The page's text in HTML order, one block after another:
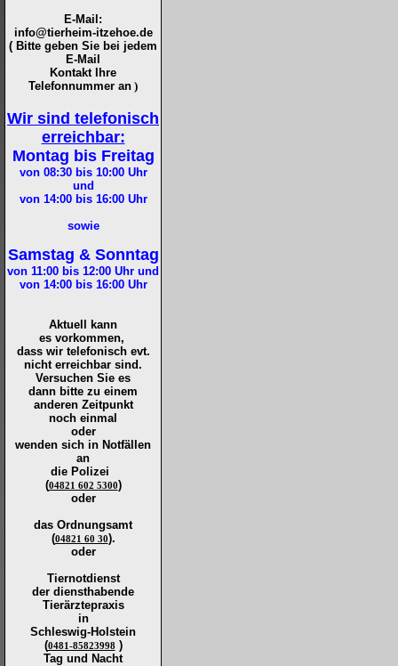
E-Mail:
info@tierheim-itzehoe.de
( Bitte geben Sie bei jedem
E-Mail
Kontakt Ihre
Telefonnummer an )
Wir sind telefonisch
erreichbar:
Montag bis Freitag
von 08:30 bis 10:00Uhr
und
von 14:00 bis 16:00Uhr
sowie
Samstag & Sonntag
von 11:00 bis 12:00 Uhr und
von 14:00 bis 16:00Uhr
Aktuell kann
es vorkommen,
dass wir telefonisch evt.
nicht erreichbar sind.
Versuchen Sie es
dann bitte zu einem
anderen Zeitpunkt
noch einmal
oder
wenden sich in Notfällen
an
die Polizei
(04821 602 5300)
oder
das Ordnungsamt
(04821 60 30).
oder
Tiernotdienst
der diensthabende
Tierärztepraxis
in
Schleswig-Holstein
(0481-85823998 )
Tag und Nacht